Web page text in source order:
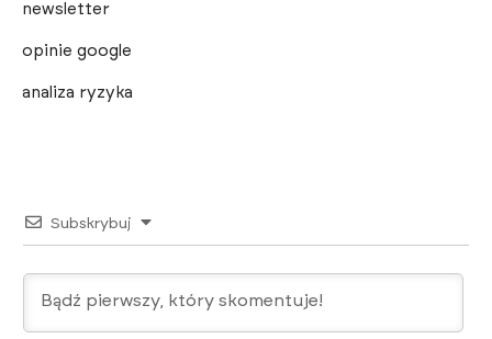
newsletter
opinie google
analiza ryzyka
Subskrybuj